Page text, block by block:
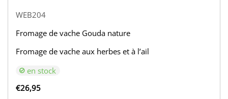
WEB204
Fromage de vache Gouda nature
Fromage de vache aux herbes et à l’ail
en stock
€26,95